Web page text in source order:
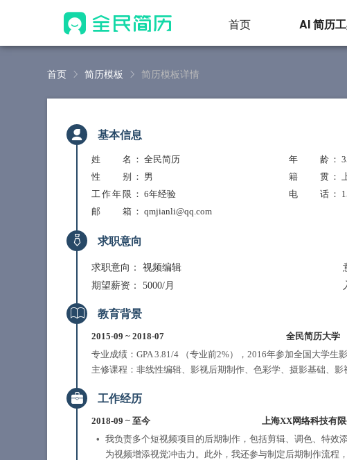
首页 AI 简历
首页 简历模板 简历模板详情
基本信息
姓 名 ： 全民简历 年 龄 ：
性 别
： 男 籍 贯 ：
工作年限 ： 6年经验 电 话 ：
邮 箱 ： qmjianli@qq.com
求职意向
求职意向： 视频编辑
期望薪资： 5000/月
教育背景
2015-09 ~ 2018-07 全民简历大学
专业成绩：GPA 3.81/4 （专业前2%），2016年参加全国大学生
主修课程：非线性编辑、影视后期制作、色彩学、摄影基础、影
工作经历
2018-09 ~ 至今 上海XX网络科技有限
我负责多个短视频项目的后期制作，包括剪辑、调色、特效
为视频增添视觉冲击力。此外，我还参与制定后期制作流程